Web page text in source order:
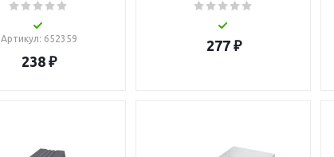
Артикул: 652359
238₽
277₽